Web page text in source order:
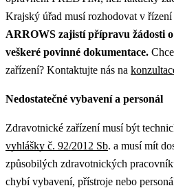
Krajský úřad musí rozhodovat v řízení
ARROWS zajistí přípravu žádosti
veškeré povinné dokumentace.
zařízení? Kontaktujte nás na
Nedostatečné vybavení a personál
Zdravotnické zařízení musí být
vyhlášky č. 92/2012 Sb. a musí mít
způsobilých zdravotnických
chybí vybavení, přístroje nebo